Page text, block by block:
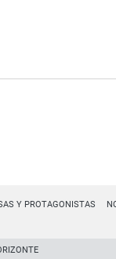
Y PROTAGONISTAS